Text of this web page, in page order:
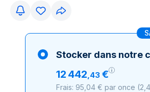
Stocker dans notre
12 442,43 €
Frais: 95,04 € par once (